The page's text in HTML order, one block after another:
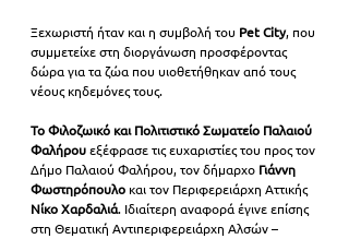
Ξεχωριστή ήταν και η συμβολή του Pet City, που
συμμετείχε στη διοργάνωση προσφέροντας
δώρα για τα ζώα που υιοθετήθηκαν από τους
νέους κηδεμόνες τους.
Το Φιλοζωικό και Πολιτιστικό Σωματείο Παλαιού
Φαλήρου εξέφρασε τις ευχαριστίες του προς τον
Δήμο Παλαιού Φαλήρου, τον δήμαρχο Γιάννη
Φωστηρόπουλο και τον Περιφερειάρχη Αττικής
Νίκο Χαρδαλιά. Ιδιαίτερη αναφορά έγινε επίσης
στη Θεματική Αντιπεριφερειάρχη Αλσών –